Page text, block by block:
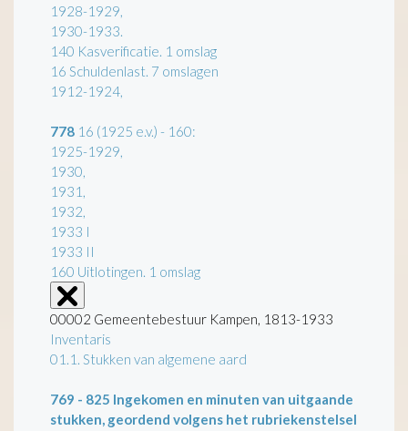
1928-1929,
1930-1933.
140 Kasverificatie. 1 omslag
16 Schuldenlast. 7 omslagen
1912-1924,
778 16 (1925 e.v.) - 160:
1925-1929,
1930,
1931,
1932,
1933 I
1933 II
160 Uitlotingen. 1 omslag
00002 Gemeentebestuur Kampen, 1813-1933
Inventaris
01.1. Stukken van algemene aard
769 - 825 Ingekomen en minuten van uitgaande
stukken, geordend volgens het rubriekenstelsel